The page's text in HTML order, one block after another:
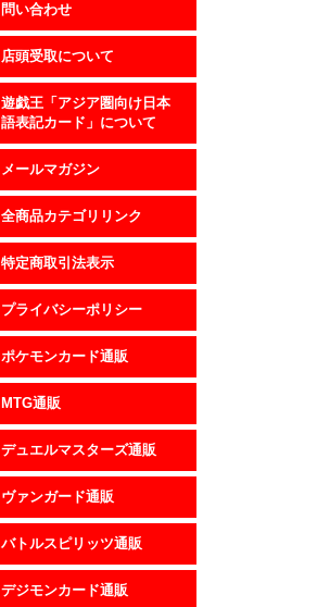
問い合わせ
店頭受取について
遊戯王「アジア圏向け日本
語表記カード」について
メールマガジン
全商品カテゴリリンク
特定商取引法表示
プライバシーポリシー
ポケモンカード通販
MTG通販
デュエルマスターズ通販
ヴァンガード通販
バトルスピリッツ通販
デジモンカード通販